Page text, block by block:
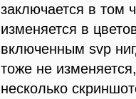
заключается в том
изменяется в
включенным svp
тоже не
несколько